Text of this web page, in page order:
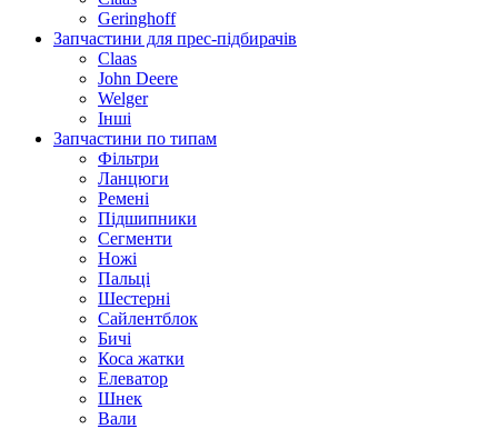
Geringhoff
Запчастини для прес-підбирачів
Claas
John Deere
Welger
Інші
Запчастини по типам
Фільтри
Ланцюги
Ремені
Підшипники
Сегменти
Ножі
Пальці
Шестерні
Сайлентблок
Бичі
Коса жатки
Елеватор
Шнек
Вали